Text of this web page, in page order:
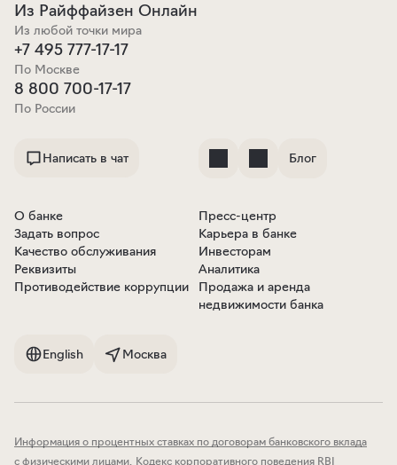
Из Райффайзен Онлайн
Из любой точки мира
+7 495 777-17-17
По Москве
8 800 700-17-17
По России
Написать в чат Блог
О банке
Задать вопрос
Качество обслуживания
Реквизиты
Противодействие коррупции
Пресс-центр
Карьера в банке
Инвесторам
Аналитика
Продажа и аренда
недвижимости банка
English Москва
Информация о процентных ставках по договорам банковского вклада
с физическими лицами. Кодекс корпоративного поведения RBI